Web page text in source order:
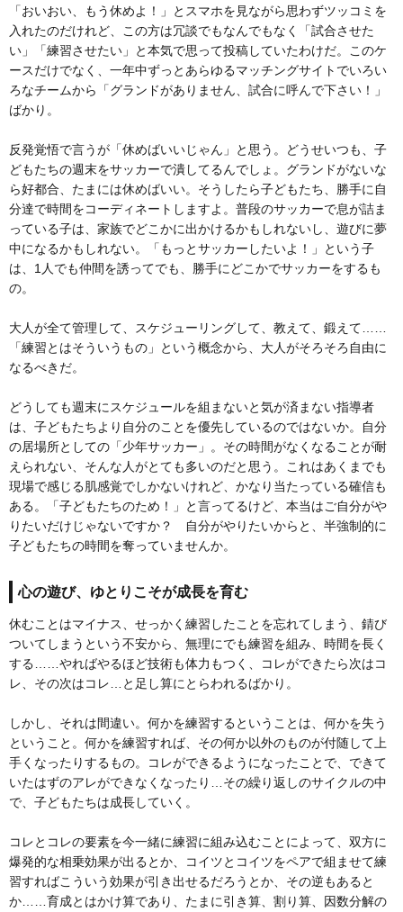
「おいおい、もう休めよ！」とスマホを見ながら思わずツッコミを
入れたのだけれど、この方は冗談でもなんでもなく「試合させた
い」「練習させたい」と本気で思って投稿していたわけだ。このケ
ースだけでなく、一年中ずっとあらゆるマッチングサイトでいろい
ろなチームから「グランドがありません、試合に呼んで下さい！」
ばかり。
反発覚悟で言うが「休めばいいじゃん」と思う。どうせいつも、子
どもたちの週末をサッカーで潰してるんでしょ。グランドがないな
ら好都合、たまには休めばいい。そうしたら子どもたち、勝手に自
分達で時間をコーディネートしますよ。普段のサッカーで息が詰ま
っている子は、家族でどこかに出かけるかもしれないし、遊びに夢
中になるかもしれない。「もっとサッカーしたいよ！」という子
は、1人でも仲間を誘ってでも、勝手にどこかでサッカーをするも
の。
大人が全て管理して、スケジューリングして、教えて、鍛えて……
「練習とはそういうもの」という概念から、大人がそろそろ自由に
なるべきだ。
どうしても週末にスケジュールを組まないと気が済まない指導者
は、子どもたちより自分のことを優先しているのではないか。自分
の居場所としての「少年サッカー」。その時間がなくなることが耐
えられない、そんな人がとても多いのだと思う。これはあくまでも
現場で感じる肌感覚でしかないけれど、かなり当たっている確信も
ある。「子どもたちのため！」と言ってるけど、本当はご自分がや
りたいだけじゃないですか？ 自分がやりたいからと、半強制的に
子どもたちの時間を奪っていませんか。
心の遊び、ゆとりこそが成長を育む
休むことはマイナス、せっかく練習したことを忘れてしまう、錆び
ついてしまうという不安から、無理にでも練習を組み、時間を長く
する……やればやるほど技術も体力もつく、コレができたら次はコ
レ、その次はコレ…と足し算にとらわれるばかり。
しかし、それは間違い。何かを練習するということは、何かを失う
ということ。何かを練習すれば、その何か以外のものが付随して上
手くなったりするもの。コレができるようになったことで、できて
いたはずのアレができなくなったり…その繰り返しのサイクルの中
で、子どもたちは成長していく。
コレとコレの要素を今一緒に練習に組み込むことによって、双方に
爆発的な相乗効果が出るとか、コイツとコイツをペアで組ませて練
習すればこういう効果が引き出せるだろうとか、その逆もあると
か……育成とはかけ算であり、たまに引き算、割り算、因数分解の